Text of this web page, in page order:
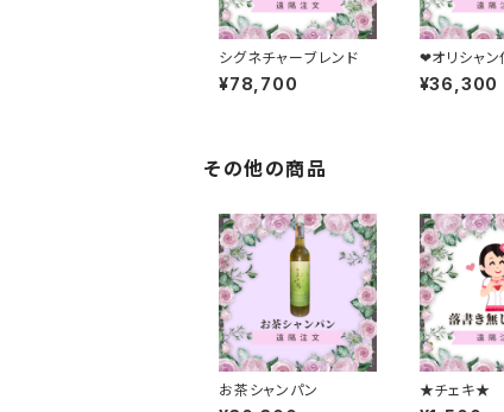
シグネチャーブレンド
¥78,700
❤︎オリシャ
本❤︎
¥36,300
その他の商品
お茶シャンパン ★チェキ★